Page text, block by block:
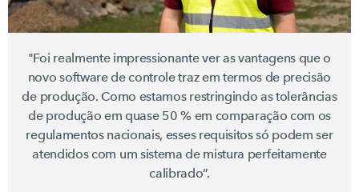
"Foi realmente impressionante ver as vantagens que o
novo software de controle traz em termos de precisão
de produção. Como estamos restringindo as tolerâncias
de produção em quase 50 %em comparação com os
regulamentos nacionais, esses requisitos só podem ser
atendidos com um sistema de mistura perfeitamente
calibrado”.